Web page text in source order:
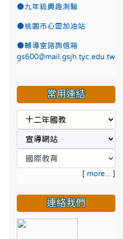
●九年級興趣測驗
●桃園市心靈加油站
●輔導室諮詢信箱
gs600@mail.gsjh.tyc.edu.tw
常用連結
[ more... ]
連絡我們